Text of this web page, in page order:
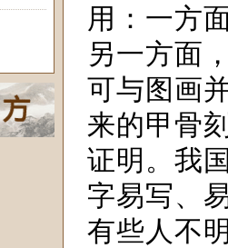
用：一方
另一方面
可与图画
来的甲骨
证明。我
字易写、
有些人不